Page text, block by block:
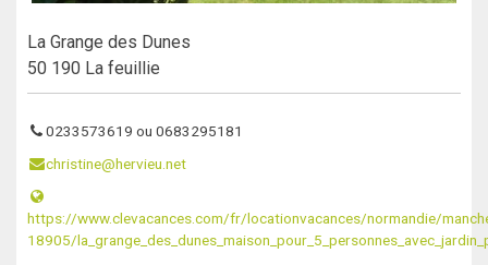
La Grange des Dunes
50 190 La feuillie
0233573619 ou 0683295181
christine@hervieu.net
https://www.clevacances.com/fr/locationvacances/normandie/
18905/